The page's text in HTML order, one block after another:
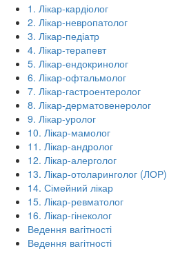
1. Лікар-кардіолог
2. Лікар-невропатолог
3. Лікар-педіатр
4. Лікар-терапевт
5. Лікар-ендокринолог
6. Лікар-офтальмолог
7. Лікар-гастроентеролог
8. Лікар-дерматовенеролог
9. Лікар-уролог
10. Лікар-мамолог
11. Лікар-андролог
12. Лікар-алерголог
13. Лікар-отоларинголог (ЛОР)
14. Сімейний лікар
15. Лікар-ревматолог
16. Лікар-гінеколог
Ведення вагітності
Ведення вагітності